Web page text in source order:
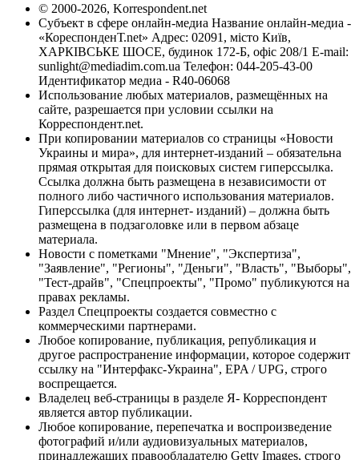
© 2000-2026, Korrespondent.net
Субъект в сфере онлайн-медиа Название онлайн-медиа -
«КореспонденТ.net» Адрес: 02091, місто Київ,
ХАРКІВСЬКЕ ШОСЕ, будинок 172-Б, офіс 208/1 E-mail:
sunlight@mediadim.com.ua Телефон: 044-205-43-00
Идентификатор медиа - R40-06068
Использование любых материалов, размещённых на
сайте, разрешается при условии ссылки на
Корреспондент.net.
При копировании материалов со страницы «Новости
Украины и мира», для интернет-изданий – обязательна
прямая открытая для поисковых систем гиперссылка.
Ссылка должна быть размещена в независимости от
полного либо частичного использования материалов.
Гиперссылка (для интернет- изданий) – должна быть
размещена в подзаголовке или в первом абзаце
материала.
Новости с пометками "Мнение", "Экспертиза",
"Заявление", "Регионы", "Деньги", "Власть", "Выборы",
"Тест-драйв", "Спецпроекты", "Промо" публикуются на
правах рекламы.
Раздел Спецпроекты создается совместно с
коммерческими партнерами.
Любое копирование, публикация, републикация и
другое распространение информации, которое содержит
ссылку на "Интерфакс-Украина", EPA / UPG, строго
воспрещается.
Владелец веб-страницы в разделе Я- Корреспондент
является автор публикации.
Любое копирование, перепечатка и воспроизведение
фотографий и/или аудиовизуальных материалов,
принадлежащих правообладателю Getty Images, строго